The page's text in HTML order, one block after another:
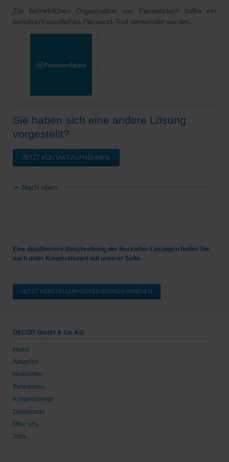
Zur betrieblichen Organisation von Passwörtern sollte ein
benutzerfreundliches Passwort-Tool verwendet werden.
Sie haben sich eine andere Lösung
vorgestellt?
JETZT KONTAKT AUFNEHMEN
Nach oben
Eine detailliertere Beschreibung der Hersteller-Lösungen finden Sie
auch unter Kooperationen auf unserer Seite.
JETZT HERSTELLERKOOPERATIONEN ANSEHEN
DECOIT GmbH & Co. KG
Home
Aktuelles
Newsletter
Referenzen
Kooperationen
Downloads
Über uns
Jobs